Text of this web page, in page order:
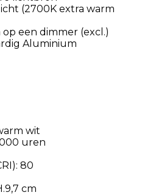
(2700K extra warm
een dimmer (excl.)
Aluminium
wit
uren
80
cm